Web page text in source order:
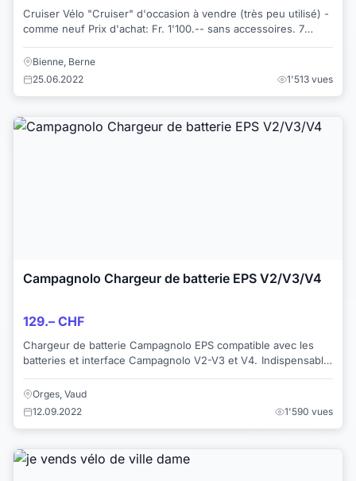
Cruiser Vélo "Cruiser" d'occasion à vendre (très peu utilisé) -
comme neuf Prix d'achat: Fr. 1'100.-- sans accessoires. 7
Bienne, Berne
25.06.2022
1'513 vues
Campagnolo Chargeur de batterie EPS V2/V3/V4
129.– CHF
Chargeur de batterie Campagnolo EPS compatible avec les
batteries et interface Campagnolo V2-V3 et V4. Indispensable
Orges, Vaud
12.09.2022
1'590 vues